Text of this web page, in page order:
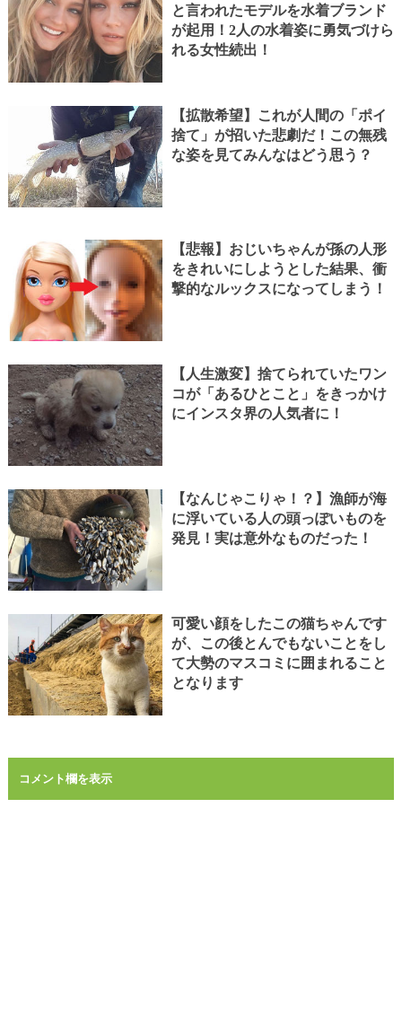
と言われたモデルを水着ブランド
が起用！2人の水着姿に勇気づけら
れる女性続出！
【拡散希望】これが人間の「ポイ
捨て」が招いた悲劇だ！この無残
な姿を見てみんなはどう思う？
【悲報】おじいちゃんが孫の人形
をきれいにしようとした結果、衝
撃的なルックスになってしまう！
【人生激変】捨てられていたワン
コが「あるひとこと」をきっかけ
にインスタ界の人気者に！
【なんじゃこりゃ！？】漁師が海
に浮いている人の頭っぽいものを
発見！実は意外なものだった！
可愛い顔をしたこの猫ちゃんです
が、この後とんでもないことをし
て大勢のマスコミに囲まれること
となります
コメント欄を表示